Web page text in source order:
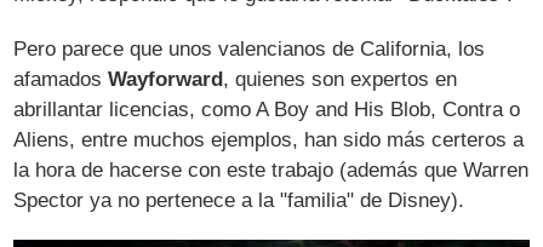
Pero parece que unos valencianos de California, los
afamadosWayforward , quienes son expertos en
abrillantar licencias, como A Boy and His Blob, Contra o
Aliens, entre muchos ejemplos, han sido más certeros a
la hora de hacerse con este trabajo (además que Warren
Spector ya no pertenece a la "familia" de Disney).